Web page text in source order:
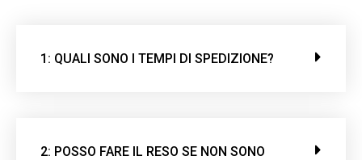
1: QUALI SONO I TEMPI DI SPEDIZIONE?
2: POSSO FARE IL RESO SE NON SONO